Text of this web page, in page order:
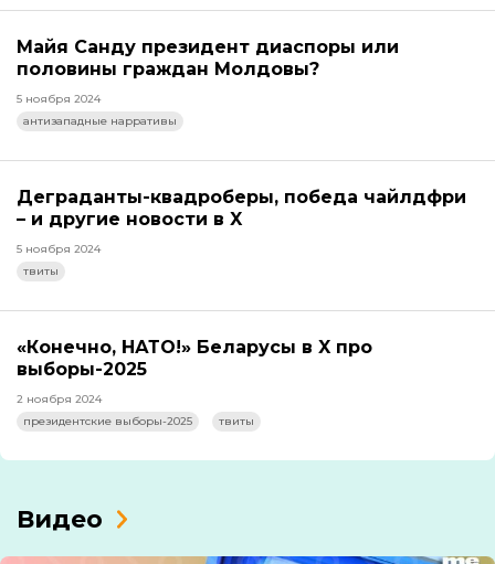
Майя Санду президент диаспоры или
половины граждан Молдовы?
5 ноября 2024
антизападные нарративы
Деграданты-квадроберы, победа чайлдфри
– и другие новости в X
5 ноября 2024
твиты
«Конечно, НАТО!» Беларусы в X про
выборы-2025
2 ноября 2024
президентские выборы-2025
твиты
Видео